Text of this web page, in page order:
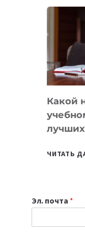
Какой
ЧИТАТЬ
Эл. почта *